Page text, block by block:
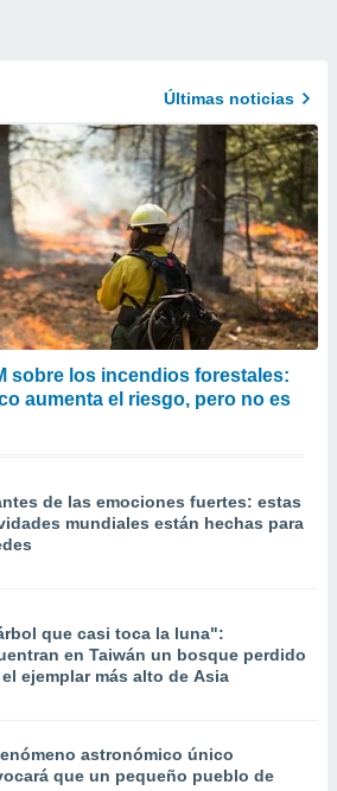
Últimas noticias
sobre los incendios forestales:
aumenta el riesgo, pero no es
de las emociones fuertes: estas
mundiales están hechas para
que casi toca la luna":
en Taiwán un bosque perdido
ejemplar más alto de Asia
astronómico único
que un pequeño pueblo de